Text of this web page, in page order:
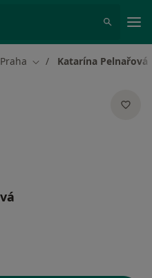
Praha Změna města
Katarína Pelnařová